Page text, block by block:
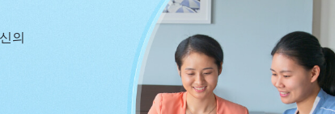
에 빠지고 거기에서 벗어나지 못해 침륜의 자식이 될 것이
할 것도 없이 너는 나를 대적하는 자이다. 이것이 사실이
의 영들을 보는 것도 좋겠다. 어느 누가 나의 말에 냉담하
냐? 어느 누가 나의 말을 조소하고 비아냥거리지 않았더
의 말을 자신의 ‘호신용 무기’로 삼아 ‘스스로를 보호하
현과 사역ㆍ하나님이 전 우주를 향해 한 말씀ㆍ제8편＞ 중에서
의